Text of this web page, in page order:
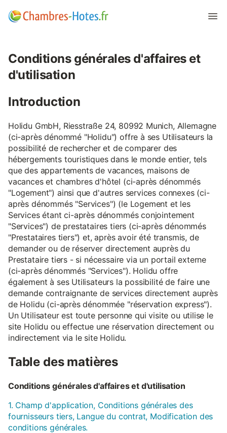
Conditions générales d'affaires et
d'utilisation
Introduction
Holidu GmbH, Riesstraße 24, 80992 Munich, Allemagne
(ci-après dénommé "Holidu") offre à ses Utilisateurs la
possibilité de rechercher et de comparer des
hébergements touristiques dans le monde entier, tels
que des appartements de vacances, maisons de
vacances et chambres d'hôtel (ci-après dénommés
"Logement") ainsi que d'autres services connexes (ci-
après dénommés "Services") (le Logement et les
Services étant ci-après dénommés conjointement
"Services") de prestataires tiers (ci-après dénommés
"Prestataires tiers") et, après avoir été transmis, de
demander ou de réserver directement auprès du
Prestataire tiers - si nécessaire via un portail externe
(ci-après dénommés "Services"). Holidu offre
également à ses Utilisateurs la possibilité de faire une
demande contraignante de services directement auprès
de Holidu (ci-après dénommée "réservation express").
Un Utilisateur est toute personne qui visite ou utilise le
site Holidu ou effectue une réservation directement ou
indirectement via le site Holidu.
Table des matières
Conditions générales d'affaires et d'utilisation
1. Champ d'application, Conditions générales des
fournisseurs tiers, Langue du contrat, Modification des
conditions générales.